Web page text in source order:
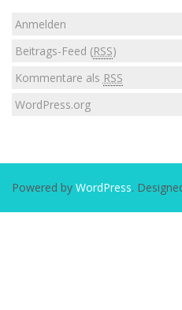
Anmelden
Beitrags-Feed (RSS)
Kommentare als RSS
WordPress.org
Powered by WordPress.